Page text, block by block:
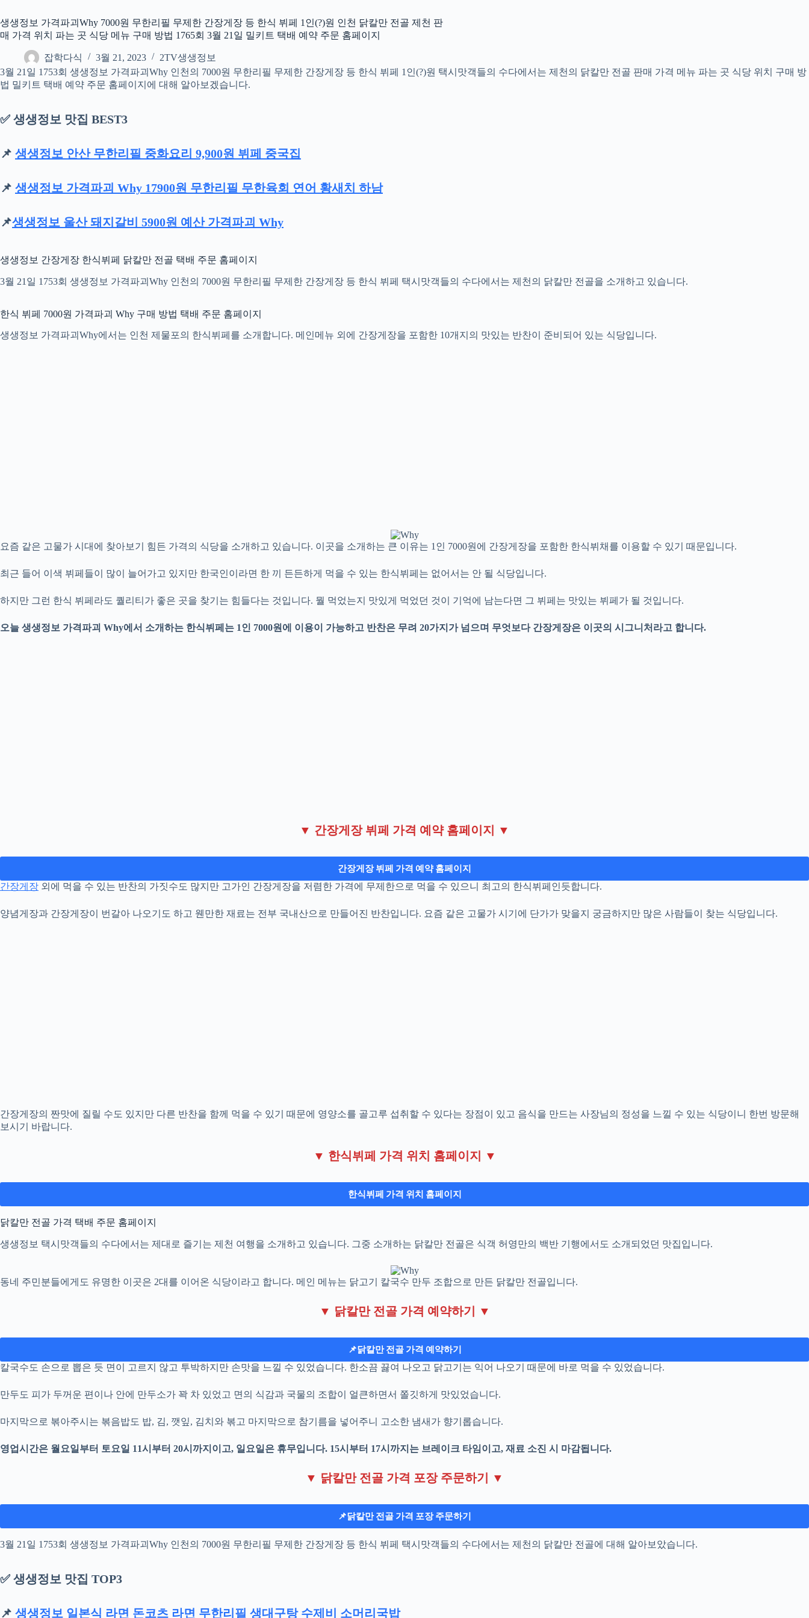
생생정보 가격파괴Why 7000원 무한리필 무제한 간장게장 등 한식 뷔페 1인(?)원 인천 닭칼만 전골 제천 판
매 가격 위치 파는 곳 식당 메뉴 구매 방법 1765회 3월 21일 밀키트 택배 예약 주문 홈페이지
잡학다식 3월 21, 2023
2TV생생정보
3월 21일 1753회 생생정보 가격파괴Why 인천의 7000원 무한리필 무제한 간장게장 등 한식 뷔페 1인(?)원 택시맛객들의 수다에서는 제천의 닭칼만 전골 판매 가격 메뉴 파는 곳 식당 위치 구매 방
법 밀키트 택배 예약 주문 홈페이지에 대해 알아보겠습니다.
✅ 생생정보 맛집 BEST3
📌 생생정보 안산 무한리필 중화요리 9,900원 뷔페 중국집
📌 생생정보 가격파괴 Why 17900원 무한리필 무한육회 연어 황새치 하남
📌생생정보 울산 돼지갈비 5900원 예산 가격파괴 Why
생생정보 간장게장 한식뷔페 닭칼만 전골 택배 주문 홈페이지
3월 21일 1753회 생생정보 가격파괴Why 인천의 7000원 무한리필 무제한 간장게장 등 한식 뷔페 택시맛객들의 수다에서는 제천의 닭칼만 전골을 소개하고 있습니다.
한식 뷔페 7000원 가격파괴 Why 구매 방법 택배 주문 홈페이지
생생정보 가격파괴Why에서는 인천 제물포의 한식뷔페를 소개합니다. 메인메뉴 외에 간장게장을 포함한 10개지의 맛있는 반찬이 준비되어 있는 식당입니다.
요즘 같은 고물가 시대에 찾아보기 힘든 가격의 식당을 소개하고 있습니다. 이곳을 소개하는 큰 이유는 1인 7000원에 간장게장을 포함한 한식뷔채를 이용할 수 있기 때문입니다.
최근 들어 이색 뷔페들이 많이 늘어가고 있지만 한국인이라면 한 끼 든든하게 먹을 수 있는 한식뷔페는 없어서는 안 될 식당입니다.
하지만 그런 한식 뷔페라도 퀄리티가 좋은 곳을 찾기는 힘들다는 것입니다. 뭘 먹었는지 맛있게 먹었던 것이 기억에 남는다면 그 뷔페는 맛있는 뷔페가 될 것입니다.
오늘 생생정보 가격파괴 Why에서 소개하는 한식뷔페는 1인 7000원에 이용이 가능하고 반찬은 무려 20가지가 넘으며 무엇보다 간장게장은 이곳의 시그니처라고 합니다.
▼ 간장게장 뷔페 가격 예약 홈페이지 ▼
간장게장 뷔페 가격 예약 홈페이지
간장게장 외에 먹을 수 있는 반찬의 가짓수도 많지만 고가인 간장게장을 저렴한 가격에 무제한으로 먹을 수 있으니 최고의 한식뷔페인듯합니다.
양념게장과 간장게장이 번갈아 나오기도 하고 웬만한 재료는 전부 국내산으로 만들어진 반찬입니다. 요즘 같은 고물가 시기에 단가가 맞을지 궁금하지만 많은 사람들이 찾는 식당입니다.
간장게장의 짠맛에 질릴 수도 있지만 다른 반찬을 함께 먹을 수 있기 때문에 영양소를 골고루 섭취할 수 있다는 장점이 있고 음식을 만드는 사장님의 정성을 느낄 수 있는 식당이니 한번 방문해
보시기 바랍니다.
▼ 한식뷔페 가격 위치 홈페이지 ▼
한식뷔페 가격 위치 홈페이지
닭칼만 전골 가격 택배 주문 홈페이지
생생정보 택시맛객들의 수다에서는 제대로 즐기는 제천 여행을 소개하고 있습니다. 그중 소개하는 닭칼만 전골은 식객 허영만의 백반 기행에서도 소개되었던 맛집입니다.
동네 주민분들에게도 유명한 이곳은 2대를 이어온 식당이라고 합니다. 메인 메뉴는 닭고기 칼국수 만두 조합으로 만든 닭칼만 전골입니다.
▼ 닭칼만 전골 가격 예약하기 ▼
📌닭칼만 전골 가격 예약하기
칼국수도 손으로 뽑은 듯 면이 고르지 않고 투박하지만 손맛을 느낄 수 있었습니다. 한소끔 끓여 나오고 닭고기는 익어 나오기 때문에 바로 먹을 수 있었습니다.
만두도 피가 두꺼운 편이나 안에 만두소가 꽉 차 있었고 면의 식감과 국물의 조합이 얼큰하면서 쫄깃하게 맛있었습니다.
마지막으로 볶아주시는 볶음밥도 밥, 김, 깻잎, 김치와 볶고 마지막으로 참기름을 넣어주니 고소한 냄새가 향기롭습니다.
영업시간은 월요일부터 토요일 11시부터 20시까지이고, 일요일은 휴무입니다. 15시부터 17시까지는 브레이크 타임이고, 재료 소진 시 마감됩니다.
▼ 닭칼만 전골 가격 포장 주문하기 ▼
📌닭칼만 전골 가격 포장 주문하기
3월 21일 1753회 생생정보 가격파괴Why 인천의 7000원 무한리필 무제한 간장게장 등 한식 뷔페 택시맛객들의 수다에서는 제천의 닭칼만 전골에 대해 알아보았습니다.
✅ 생생정보 맛집 TOP3
📌 생생정보 일본식 라면 돈코츠 라면 무한리필 생대구탕 수제비 소머리국밥